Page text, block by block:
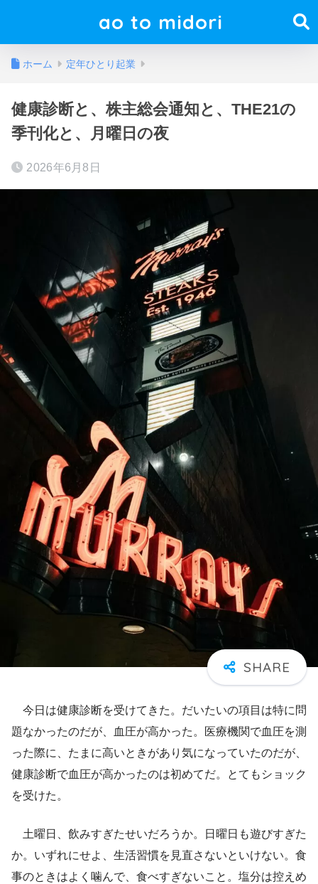
ao to midori
ホーム 定年ひとり起業
健康診断と、株主総会通知と、THE21の
季刊化と、月曜日の夜
2026年6月8日
今日は健康診断を受けてきた。だいたいの項目は特に問
題なかったのだが、血圧が高かった。医療機関で血圧を測
った際に、たまに高いときがあり気になっていたのだが、
健康診断で血圧が高かったのは初めてだ。とてもショック
を受けた。
土曜日、飲みすぎたせいだろうか。日曜日も遊びすぎた
か。いずれにせよ、生活習慣を見直さないといけない。食
事のときはよく噛んで、食べすぎないこと。塩分は控えめ